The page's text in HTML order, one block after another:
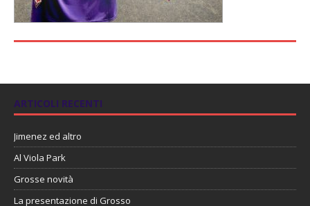
ARTICOLI RECENTI
Jimenez ed altro
Al Viola Park
Grosse novità
La presentazione di Grosso